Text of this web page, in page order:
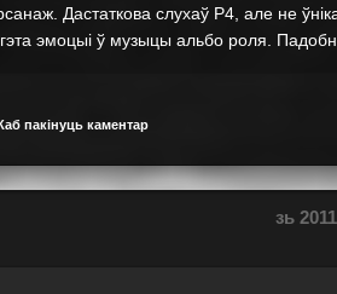
Дастаткова слухаў P4, але не
эмоцыі ў музыцы альбо роля.
пакінуць каментар
зь 2011